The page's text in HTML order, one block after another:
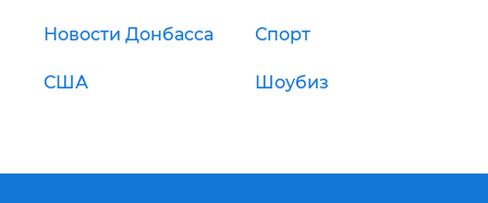
Новости Донбасса Спорт
США Шоубиз